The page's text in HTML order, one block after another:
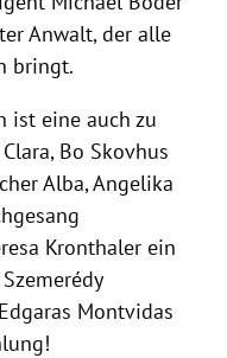
Anwalt, der alle
bringt.
ist eine auch zu
Bo Skovhus
Alba,Angelika
Kronthaler ein
Montvidas